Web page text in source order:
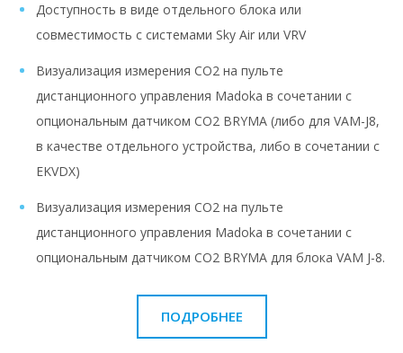
Доступность в виде отдельного блока или
совместимость с системами Sky Air или VRV
Визуализация измерения CO2 на пульте
дистанционного управления Madoka в сочетании с
опциональным датчиком CO2 BRYMA (либо для VAM-J8,
в качестве отдельного устройства, либо в сочетании с
EKVDX)
Визуализация измерения CO2 на пульте
дистанционного управления Madoka в сочетании с
опциональным датчиком CO2 BRYMA для блока VAM J-8.
ПОДРОБНЕЕ